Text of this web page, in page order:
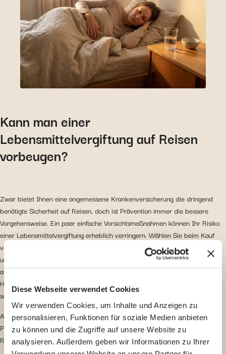
Diese Webseite verwendet Cookies
Wir verwenden Cookies, um Inhalte und Anzeigen zu
personalisieren, Funktionen für soziale Medien anbieten
zu können und die Zugriffe auf unsere Website zu
analysieren. Außerdem geben wir Informationen zu Ihrer
Kann man einer
Lebensmittelvergiftung auf Reisen
vorbeugen?
Zwar bietet Ihnen eine angemessene Krankenversicherung die dringend
benötigte Sicherheit auf Reisen, doch ist Prävention immer die bessere
Vorgehensweise. Ein paar einfache Vorsichtsmaßnahmen können Ihr Risiko
einer Lebensmittelvergiftung erheblich verringern. Wählen Sie beim Kauf
von Streetfood belebte Stände mit hohem Durchlauf. Vermeiden Sie
unbedingt rohe oder nicht durchgegarte Speisen. Trinken Sie nur Wasser
aus Flaschen oder gefiltertes Wasser und waschen Sie sich häufig die
Hände. Seien Sie auch vorsichtig mit Eis und Getränken vom Straßenstand
sowie verdünnten Fruchtsäften usw.
Aber denken Sie daran: Selbst der vorsichtigste Reisende kann dennoch
Probleme mit Lebensmitteln bekommen. Manchmal gehört das einfach zur
Realität dazu, wenn man neue Kulturen und Speisen entdeckt.